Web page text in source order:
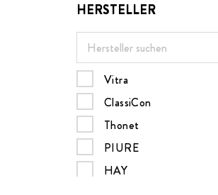
HERSTELLER
Vitra
ClassiCon
Thonet
PIURE
HAY